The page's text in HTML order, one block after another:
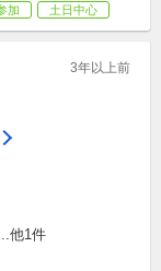
加 土日中心
3年以上前
他1件